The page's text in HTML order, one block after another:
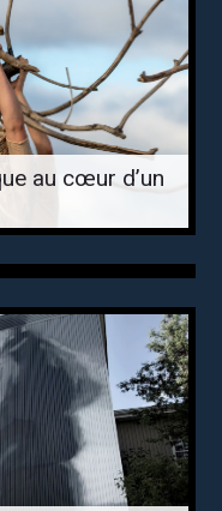
au cœur d’un